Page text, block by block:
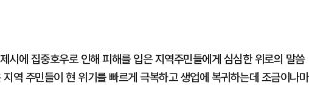
시에 집중호우로 인해 피해를 입은 지역주민들에게 심심한 위로의 말씀
역 주민들이 현 위기를 빠르게 극복하고 생업에 복귀하는데 조금이나마